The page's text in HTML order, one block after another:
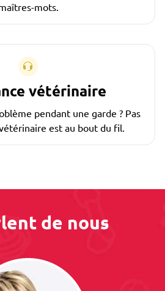
mots.
vétérinaire
pendant une garde ? Pas
est au bout du fil.
de nous